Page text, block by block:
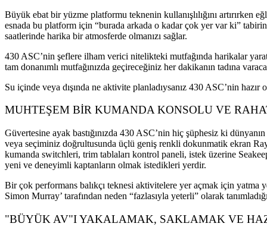
Büyük ebat bir yüzme platformu teknenin kullanışlılığını
esnada bu platform için “burada arkada o kadar çok yer var ki”
saatlerinde harika bir atmosferde olmanızı sağlar.
430 ASC’nin şeflere ilham verici nitelikteki mutfağında harikalar
tam donanımlı mutfağınızda geçireceğiniz her dakikanın tadına
Su içinde veya dışında ne aktivite planladıysanız 430 ASC’nin
MUHTEŞEM BİR KUMANDA KONSOLU VE
Güvertesine ayak bastığınızda 430 ASC’nin hiç şüphesiz ki
veya seçiminiz doğrultusunda üçlü geniş renkli dokunmatik ekran
kumanda switchleri, trim tablaları kontrol paneli, istek üzerine
yeni ve deneyimli kaptanların olmak istedikleri yerdir.
Bir çok performans balıkçı teknesi aktivitelere yer açmak için yatma
Simon Murray’ tarafından neden “fazlasıyla yeterli” olarak
"BÜYÜK AV"I YAKALAMAK, SAKLAMAK VE